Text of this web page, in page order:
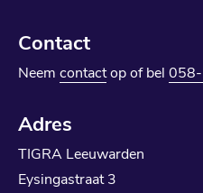
Contact
Neem contactop of bel
Adres
TIGRA Leeuwarden
Eysingastraat 3